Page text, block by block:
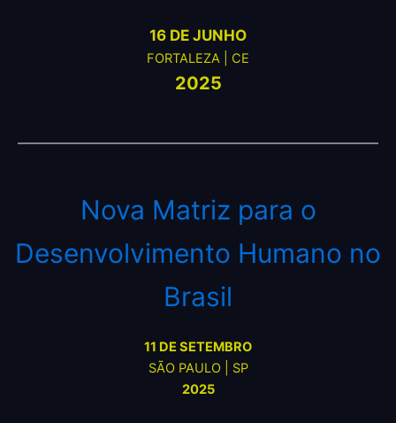
16 DE JUNHO
FORTALEZA | CE
2025
Nova Matriz para o
Desenvolvimento Humano no
Brasil
11 DE SETEMBRO
SÃO PAULO | SP
2025